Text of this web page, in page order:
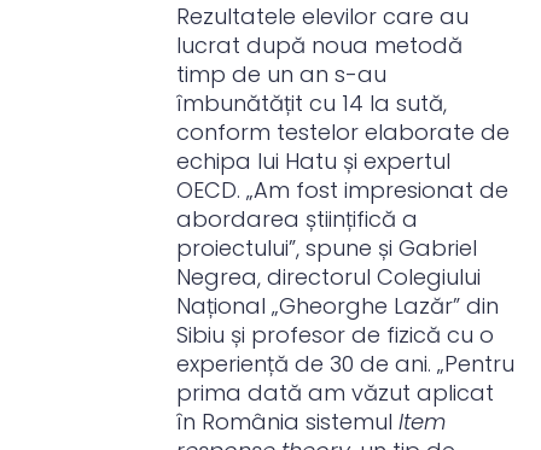
Rezultatele elevilor care au
lucrat după noua metodă
timp de un an s-au
îmbunătățit cu 14 la sută,
conform testelor elaborate de
echipa lui Hatu și expertul
OECD. „Am fost impresionat de
abordarea științifică a
proiectului”, spune și Gabriel
Negrea, directorul Colegiului
Național „Gheorghe Lazăr” din
Sibiu și profesor de fizică cu o
experiență de 30 de ani. „Pentru
prima dată am văzut aplicat
în România sistemul Item